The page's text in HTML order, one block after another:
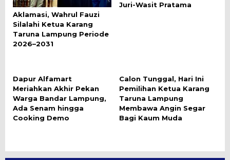
Aklamasi, Wahrul Fauzi
Silalahi Ketua Karang
Taruna Lampung Periode
2026–2031
Juri-Wasit Pratama
Dapur Alfamart
Meriahkan Akhir Pekan
Warga Bandar Lampung,
Ada Senam hingga
Cooking Demo
Calon Tunggal, Hari Ini
Pemilihan Ketua Karang
Taruna Lampung
Membawa Angin Segar
Bagi Kaum Muda